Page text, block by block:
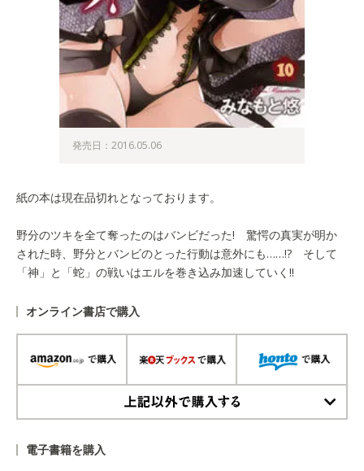
発売日：2016.05.06
紙の本は現在品切れとなっております。
野分のツキを全て奪ったのはバンビだった! 驚愕の真実が明か
された時、野分とバンビのとった行動は意外にも……!? そして
「神」と「蛇」の戦いはエルを巻き込み加速していく!!
オンライン書店で購入
電子書籍を購入